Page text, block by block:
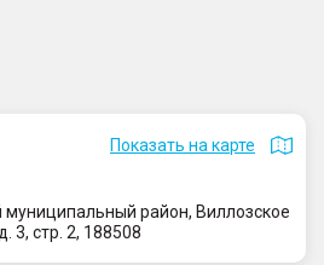
Показать на карте
район, Виллозское
3, стр. 2, 188508